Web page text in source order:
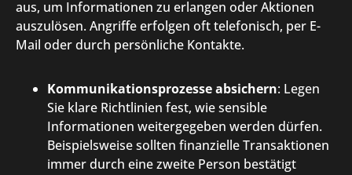
aus, um Informationen zu erlangen oder Aktionen
auszulösen. Angriffe erfolgen oft telefonisch, per E-
Mail oder durch persönliche Kontakte.
Kommunikationsprozesse absichern: Legen
Sie klare Richtlinien fest, wie sensible
Informationen weitergegeben werden dürfen.
Beispielsweise sollten finanzielle Transaktionen
immer durch eine zweite Person bestätigt